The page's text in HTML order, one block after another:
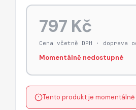
797 Kč
Cena včetně DPH · doprava
Momentálně nedostupné
Tento produkt je